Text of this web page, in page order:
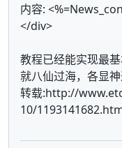
内容:
</div>
教程已经能实现最
就八仙过海，各显
转载:http://
10/